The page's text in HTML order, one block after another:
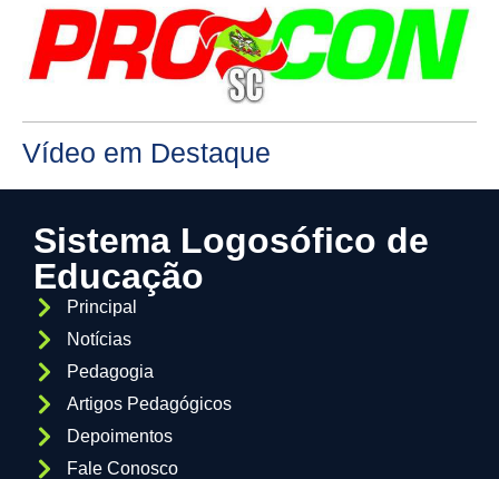
Vídeo em Destaque
Sistema Logosófico de
Educação
Principal
Notícias
Pedagogia
Artigos Pedagógicos
Depoimentos
Fale Conosco